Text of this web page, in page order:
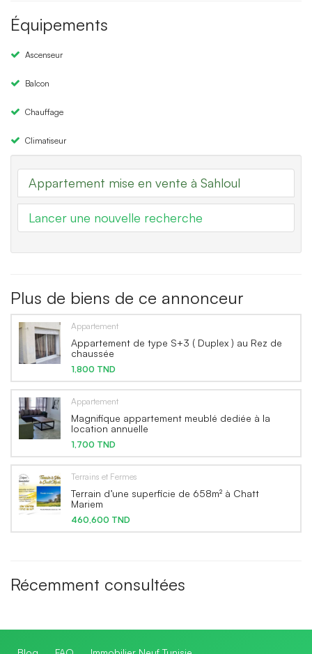
Équipements
Ascenseur
Balcon
Chauffage
Climatiseur
Appartement mise en vente à Sahloul
Lancer une nouvelle recherche
Plus de biens de ce annonceur
Appartement
Appartement de type S+3 ( Duplex ) au Rez de
chaussée
1,800 TND
Appartement
Magnifique appartement meublé dediée à la
location annuelle
1,700 TND
Terrains et Fermes
Terrain d’une superficie de 658m² à Chatt
Mariem
460,600 TND
Récemment consultées